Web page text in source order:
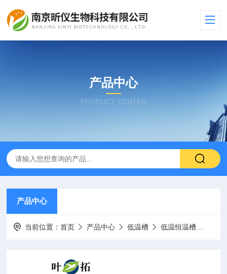
产品中心
PRODUCT CENTER
产品中心
当前位置：首页 产品中心 低温槽 低温恒温槽